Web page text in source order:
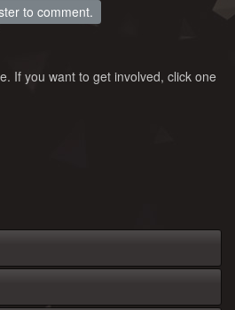
to comment.
If you want to get involved, click one